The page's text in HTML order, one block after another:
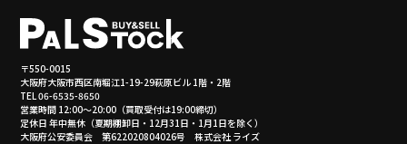
〒550-0015
大阪府大阪市西区南堀江1-19-29萩原ビル 1階・2階
TEL 06-6535-8650
営業時間 12:00～20:00（買取受付は19:00締切）
定休日 年中無休（夏期棚卸日・12月31日・1月1日を除く）
大阪府公安委員会 第622020804026号 株式会社 ライズ